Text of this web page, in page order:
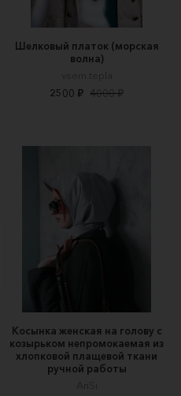
Шелковый платок (морская
волна)
vsem.tepla
2500 ₽ 4000 ₽
Косынка женская на голову с
козырьком непромокаемая из
хлопковой плащевой ткани
ручной работы
AnSi